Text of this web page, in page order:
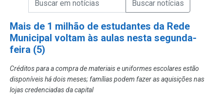
Mais de 1 milhão de estudantes da Rede
Municipal voltam às aulas nesta segunda-
feira (5)
Créditos para a compra de materiais e uniformes escolares estão
disponíveis há dois meses; famílias podem fazer as aquisições nas
lojas credenciadas da capital